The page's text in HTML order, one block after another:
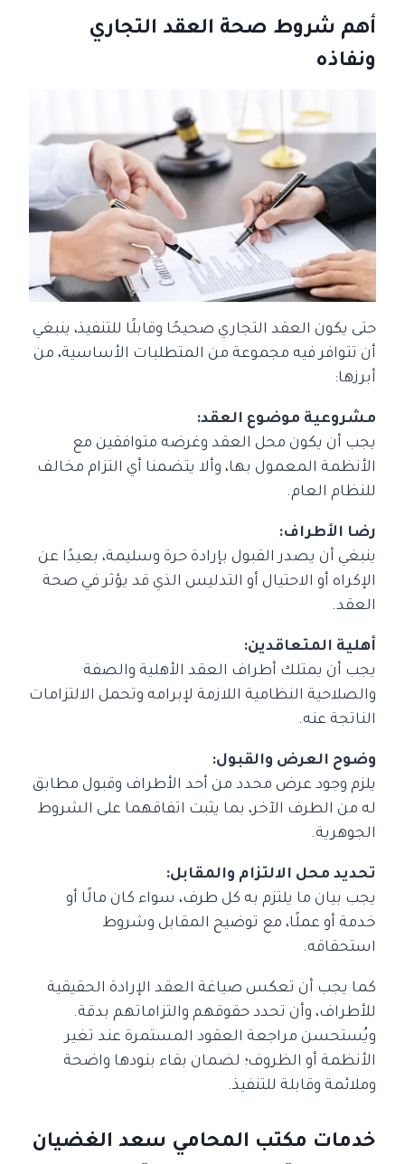
أهم شروط صحة العقد التجاري
ونفاذه
حتى يكون العقد التجاري صحيحًا وقابلًا للتنفيذ، ينبغي
أن تتوافر فيه مجموعة من المتطلبات الأساسية، من
أبرزها:
مشروعية موضوع العقد:
يجب أن يكون محل العقد وغرضه متوافقين مع
الأنظمة المعمول بها، وألا يتضمنا أي التزام مخالف
للنظام العام.
رضا الأطراف:
ينبغي أن يصدر القبول بإرادة حرة وسليمة، بعيدًا عن
الإكراه أو الاحتيال أو التدليس الذي قد يؤثر في صحة
العقد.
أهلية المتعاقدين:
يجب أن يمتلك أطراف العقد الأهلية والصفة
والصلاحية النظامية اللازمة لإبرامه وتحمل الالتزامات
الناتجة عنه.
وضوح العرض والقبول:
يلزم وجود عرض محدد من أحد الأطراف وقبول مطابق
له من الطرف الآخر، بما يثبت اتفاقهما على الشروط
الجوهرية.
تحديد محل الالتزام والمقابل:
يجب بيان ما يلتزم به كل طرف، سواء كان مالًا أو
خدمة أو عملًا، مع توضيح المقابل وشروط
استحقاقه.
كما يجب أن تعكس صياغة العقد الإرادة الحقيقية
للأطراف، وأن تحدد حقوقهم والتزاماتهم بدقة.
ويُستحسن مراجعة العقود المستمرة عند تغير
الأنظمة أو الظروف؛ لضمان بقاء بنودها واضحة
وملائمة وقابلة للتنفيذ.
خدمات مكتب المحامي سعد الغضيان